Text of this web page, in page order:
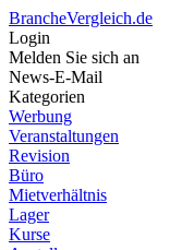
BrancheVergleich.de
Login
Melden Sie sich an
News-E-Mail
Kategorien
Werbung
Veranstaltungen
Revision
Büro
Mietverhältnis
Lager
Kurse